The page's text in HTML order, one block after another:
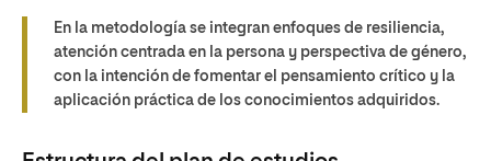
En la metodología se integran enfoques de resiliencia,
atención centrada en la persona y perspectiva de género,
con la intención de fomentar el pensamiento crítico y la
aplicación práctica de los conocimientos adquiridos.